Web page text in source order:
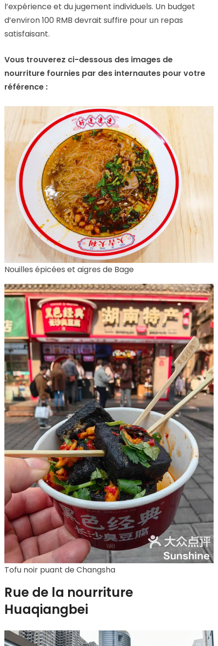
l’expérience et du jugement individuels. Un budget
d’environ 100 RMB devrait suffire pour un repas
satisfaisant.
Vous trouverez ci-dessous des images de
nourriture fournies par des internautes pour votre
référence :
Nouilles épicées et aigres de Bage
Tofu noir puant de Changsha
Rue de la nourriture
Huaqiangbei